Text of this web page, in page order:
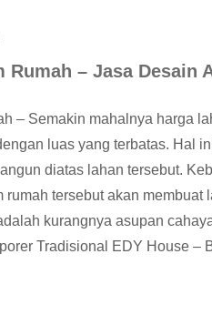
Rumah – Jasa Desain
– Semakin mahalnya harga
luas yang terbatas. Hal
diatas lahan tersebut.
tersebut akan membuat
kurangnya asupan
Tradisional EDY House –